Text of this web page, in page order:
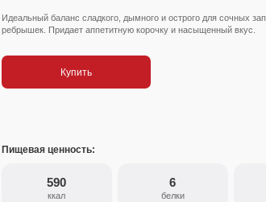
590
ккал
6
белки
Идеальный баланс сладкого, дымного и острого для сочных
ребрышек. Придает аппетитную корочку и насыщенный вкус.
Купить
Пищевая ценность: